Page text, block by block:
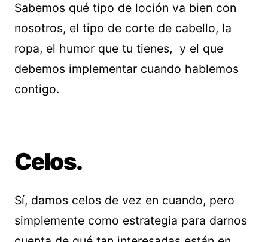
Sabemos qué tipo de loción va bien con
nosotros, el tipo de corte de cabello, la
ropa, el humor que tu tienes, y el que
debemos implementar cuando hablemos
contigo.
Celos.
Sí, damos celos de vez en cuando, pero
simplemente como estrategia para darnos